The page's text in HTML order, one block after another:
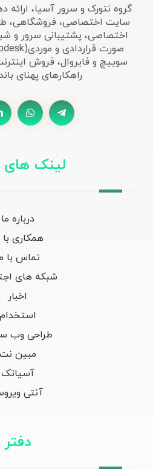
گروه نتورک و سرور آسیا،
سایت اختصاصی، فروشگاهی،
اختصاصی، پشتیبانی سرور و
سوییچ و فایروال، فروش
راهکارهای پهنای
لینک های
درباره ما
همکاری با
تماس با
شبکه های
اخبار
استخدام
طراحی وب
مبین نت
آسیاتک
آنتی
دفتر